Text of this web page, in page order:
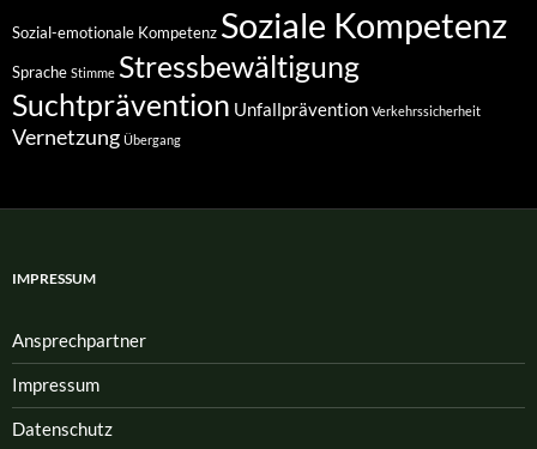
Sozial-emotionale Kompetenz Soziale Kompetenz
Sprache Stimme Stressbewältigung
Suchtprävention Unfallprävention Verkehrssicherheit
Vernetzung Übergang
IMPRESSUM
Ansprech­partner
Impressum
Datenschutz